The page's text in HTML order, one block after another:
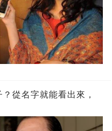
從名字就能看出來，